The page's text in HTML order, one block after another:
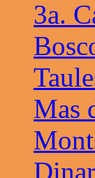
3a.
Mas